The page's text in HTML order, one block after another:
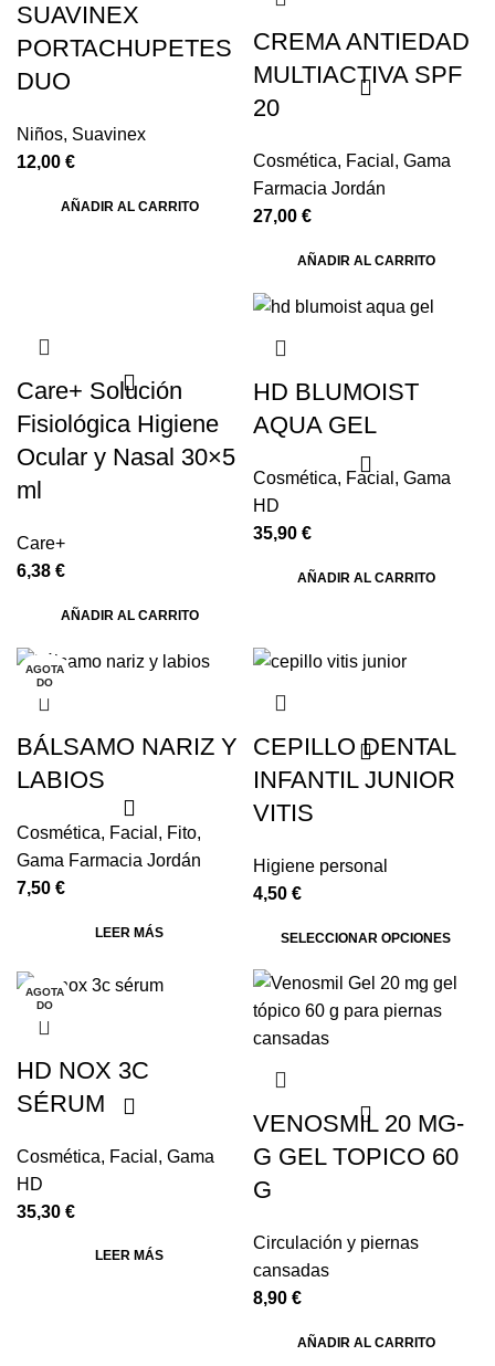
SUAVINEX
PORTACHUPETES
DUO
Niños, Suavinex
12,00 €
AÑADIR AL CARRITO
CREMA ANTIEDAD
MULTIACTIVA SPF
20
Cosmética, Facial , Gama
Farmacia Jordán
27,00 €
AÑADIR AL CARRITO
Care+ Solución
Fisiológica Higiene
Ocular y Nasal 30×5
ml
Care+
6,38 €
AÑADIR AL CARRITO
HD BLUMOIST
AQUA GEL
Cosmética, Facial , Gama
HD
35,90 €
AÑADIR AL CARRITO
AGOTA
DO
BÁLSAMO NARIZ Y
LABIOS
Cosmética, Facial , Fito,
Gama Farmacia Jordán
7,50 €
LEER MÁS
CEPILLO DENTAL
INFANTIL JUNIOR
VITIS
Higiene personal
4,50 €
SELECCIONAR OPCIONES
AGOTA
DO
HD NOX 3C
SÉRUM
Cosmética, Facial , Gama
HD
35,30 €
LEER MÁS
VENOSMIL 20 MG-
G GEL TOPICO 60
G
Circulación y piernas
cansadas
8,90 €
AÑADIR AL CARRITO